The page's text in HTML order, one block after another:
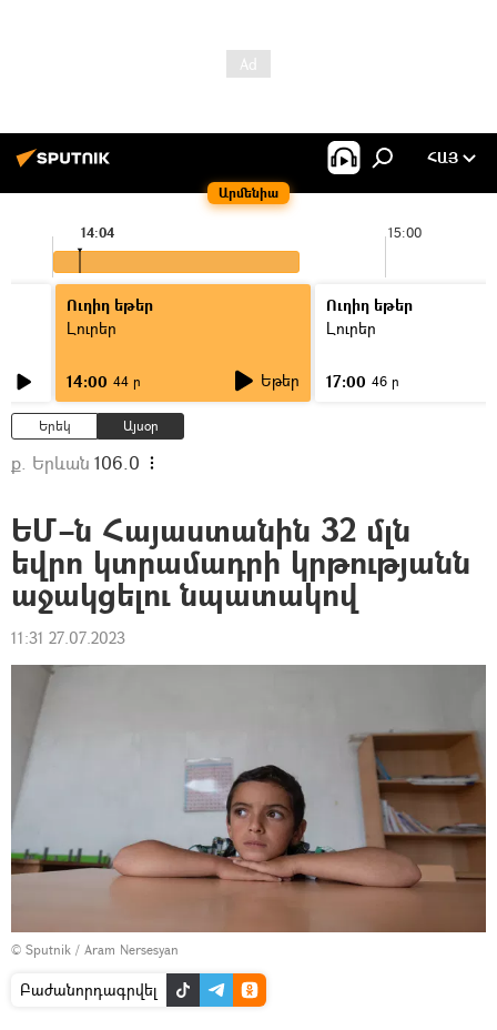
Արմենիա
ՀԱՅ
15:00
14:04
Ուղիղ եթեր
Լուրեր
14:00 44 ր Եթեր
Ուղիղ եթեր
Լուրեր
17:00 46 ր
Երեկ Այսօր
ք. Երևան 106.0
ԵՄ–ն Հայաստանին 32 մլն
եվրո կտրամադրի կրթությանն
աջակցելու նպատակով
11:31 27.07.2023
© Sputnik / Aram Nersesyan
Բաժանորդագրվել